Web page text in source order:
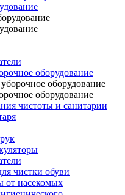
оборудование
оборудование
оборудование
чистоты и санитарии
чистки обуви
от насекомых